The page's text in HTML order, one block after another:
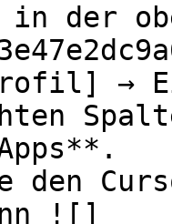
in der
→
den
![]